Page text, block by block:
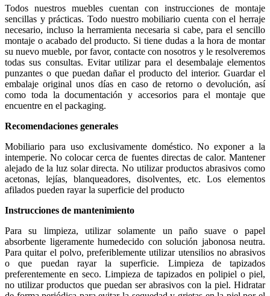
Todos nuestros muebles cuentan con instrucciones de montaje
sencillas y prácticas. Todo nuestro mobiliario cuenta con el herraje
necesario, incluso la herramienta necesaria si cabe, para el sencillo
montaje o acabado del producto. Si tiene dudas a la hora de montar
su nuevo mueble, por favor, contacte con nosotros y le resolveremos
todas sus consultas. Evitar utilizar para el desembalaje elementos
punzantes o que puedan dañar el producto del interior. Guardar el
embalaje original unos días en caso de retorno o devolución, así
como toda la documentación y accesorios para el montaje que
encuentre en el packaging.
Recomendaciones generales
Mobiliario para uso exclusivamente doméstico. No exponer a la
intemperie. No colocar cerca de fuentes directas de calor. Mantener
alejado de la luz solar directa. No utilizar productos abrasivos como
acetonas, lejías, blanqueadores, disolventes, etc. Los elementos
afilados pueden rayar la superficie del producto
Instrucciones de mantenimiento
Para su limpieza, utilizar solamente un paño suave o papel
absorbente ligeramente humedecido con solución jabonosa neutra.
Para quitar el polvo, preferiblemente utilizar utensilios no abrasivos
o que puedan rayar la superficie. Limpieza de tapizados
preferentemente en seco. Limpieza de tapizados en polipiel o piel,
no utilizar productos que puedan ser abrasivos con la piel. Hidratar